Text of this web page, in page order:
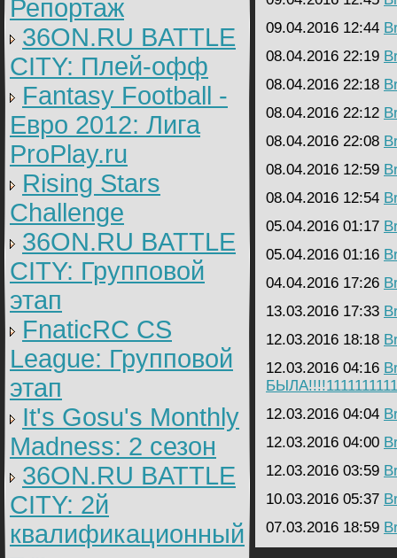
Репортаж
36ON.RU BATTLE
CITY: Плей-офф
Fantasy Football -
Евро 2012: Лига
ProPlay.ru
Rising Stars
Challenge
36ON.RU BATTLE
CITY: Групповой
этап
FnaticRC CS
League: Групповой
этап
It's Gosu's Monthly
Madness: 2 сезон
36ON.RU BATTLE
CITY: 2й
квалификационный
09.04.2016 12:44
08.04.2016 22:19
08.04.2016 22:18
08.04.2016 22:12
08.04.2016 22:08
08.04.2016 12:59
08.04.2016 12:54
05.04.2016 01:17
05.04.2016 01:16
04.04.2016 17:26
13.03.2016 17:33
12.03.2016 18:18
12.03.2016 04:16
12.03.2016 04:04
12.03.2016 04:00
12.03.2016 03:59
10.03.2016 05:37
07.03.2016 18:59